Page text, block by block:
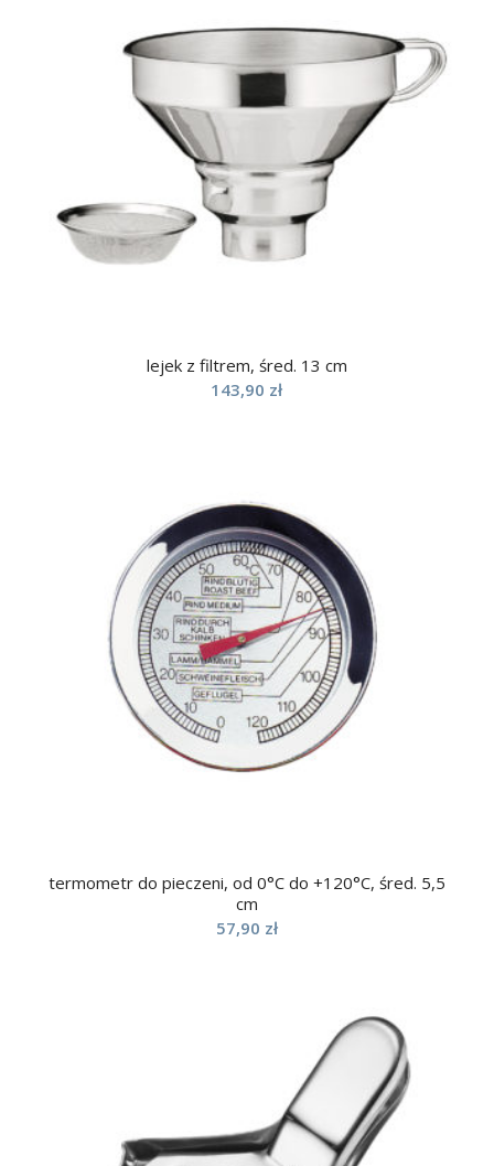
lejek z filtrem, śred. 13 cm
143,90 zł
termometr do pieczeni, od 0°C do +120°C, śred. 5,5
cm
57,90 zł